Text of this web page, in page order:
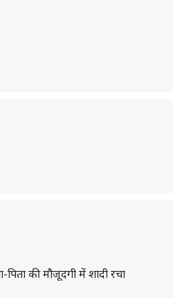
की मौजूदगी में शादी रचा